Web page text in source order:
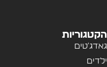
הקטגוריות
גאדג'טים
ילדים